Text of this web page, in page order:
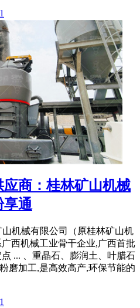
商：桂林矿山机械
享通
机械有限公司（原桂林矿山机
西机械工业骨干企业,广西首批
... 、重晶石、膨润土、叶腊石
磨加工,是高效高产,环保节能的